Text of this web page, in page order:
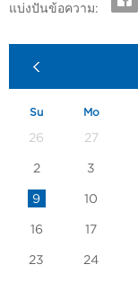
แบ่งปันข้อความ:
Su Mo
26 27
2 3
9 10
16 17
23 24